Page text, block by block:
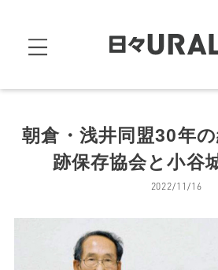
朝倉・浅井同盟30年
跡保存協会と小谷
2022/11/16